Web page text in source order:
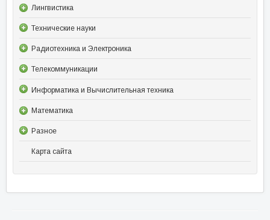
Лингвистика
Технические науки
Радиотехника и Электроника
Телекоммуникации
Информатика и Вычислительная техника
Математика
Разное
Карта сайта